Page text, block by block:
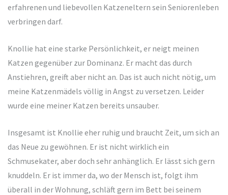
erfahrenen und liebevollen Katzeneltern sein Seniorenleben
verbringen darf.
Knollie hat eine starke Persönlichkeit, er neigt meinen
Katzen gegenüber zur Dominanz. Er macht das durch
Anstiehren, greift aber nicht an. Das ist auch nicht nötig, um
meine Katzenmädels völlig in Angst zu versetzen. Leider
wurde eine meiner Katzen bereits unsauber.
Insgesamt ist Knollie eher ruhig und braucht Zeit, um sich an
das Neue zu gewöhnen. Er ist nicht wirklich ein
Schmusekater, aber doch sehr anhänglich. Er lässt sich gern
knuddeln. Er ist immer da, wo der Mensch ist, folgt ihm
überall in der Wohnung, schläft gern im Bett bei seinem